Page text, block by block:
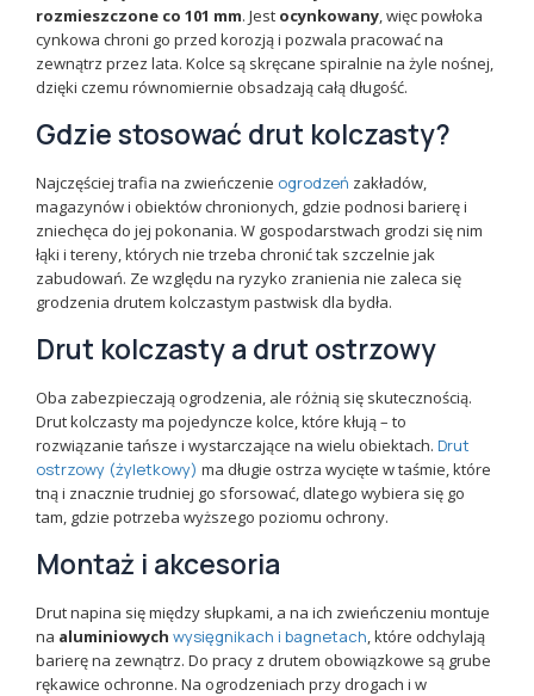
rozmieszczone co 101 mm. Jest ocynkowany, więc powłoka
cynkowa chroni go przed korozją i pozwala pracować na
zewnątrz przez lata. Kolce są skręcane spiralnie na żyle nośnej,
dzięki czemu równomiernie obsadzają całą długość.
Gdzie stosować drut kolczasty?
Najczęściej trafia na zwieńczenie ogrodzeń zakładów,
magazynów i obiektów chronionych, gdzie podnosi barierę i
zniechęca do jej pokonania. W gospodarstwach grodzi się nim
łąki i tereny, których nie trzeba chronić tak szczelnie jak
zabudowań. Ze względu na ryzyko zranienia nie zaleca się
grodzenia drutem kolczastym pastwisk dla bydła.
Drut kolczasty a drut ostrzowy
Oba zabezpieczają ogrodzenia, ale różnią się skutecznością.
Drut kolczasty ma pojedyncze kolce, które kłują – to
rozwiązanie tańsze i wystarczające na wielu obiektach. Drut
ostrzowy (żyletkowy) ma długie ostrza wycięte w taśmie, które
tną i znacznie trudniej go sforsować, dlatego wybiera się go
tam, gdzie potrzeba wyższego poziomu ochrony.
Montaż i akcesoria
Drut napina się między słupkami, a na ich zwieńczeniu montuje
na aluminiowychwysięgnikach i bagnetach, które odchylają
barierę na zewnątrz. Do pracy z drutem obowiązkowe są grube
rękawice ochronne. Na ogrodzeniach przy drogach i w